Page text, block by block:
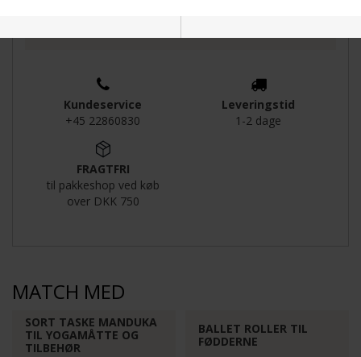
Funktionelle
Kundeservice
+45 22860830
Leveringstid
1-2 dage
FRAGTFRI
til pakkeshop ved køb
over DKK 750
MATCH MED
SORT TASKE MANDUKA
TIL YOGAMÅTTE OG
TILBEHØR
BALLET ROLLER TIL
FØDDERNE